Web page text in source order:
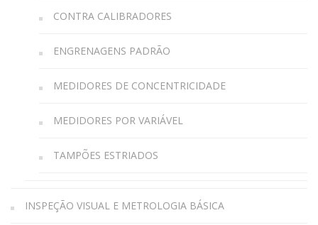
CONTRA CALIBRADORES
ENGRENAGENS PADRÃO
MEDIDORES DE CONCENTRICIDADE
MEDIDORES POR VARIÁVEL
TAMPÕES ESTRIADOS
INSPEÇÃO VISUAL E METROLOGIA BÁSICA